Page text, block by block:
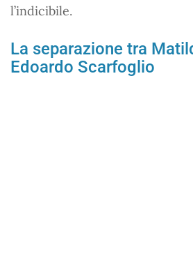
l’indicibile.
La separazione tra
Edoardo Scarfoglio